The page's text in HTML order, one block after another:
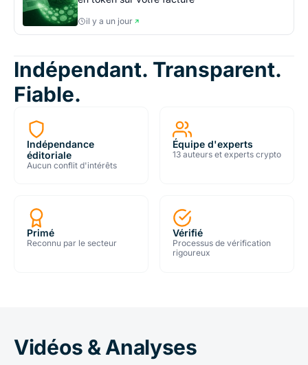
il y a un jour
Indépendant. Transparent.
Fiable.
Indépendance
éditoriale
Aucun conflit d'intérêts
Équipe d'experts
13 auteurs et experts crypto
Primé
Reconnu par le secteur
Vérifié
Processus de vérification
rigoureux
Vidéos & Analyses